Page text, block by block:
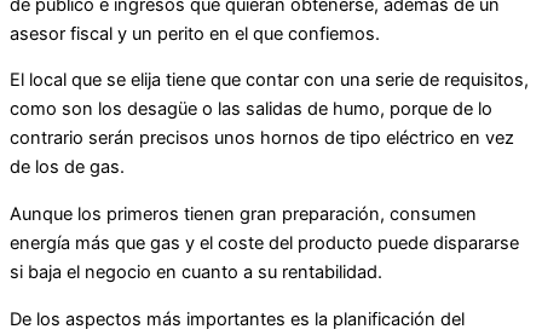
de público e ingresos que quieran obtenerse, además de un
asesor fiscal y un perito en el que confiemos.
El local que se elija tiene que contar con una serie de requisitos,
como son los desagüe o las salidas de humo, porque de lo
contrario serán precisos unos hornos de tipo eléctrico en vez
de los de gas.
Aunque los primeros tienen gran preparación, consumen
energía más que gas y el coste del producto puede dispararse
si baja el negocio en cuanto a su rentabilidad.
De los aspectos más importantes es la planificación del